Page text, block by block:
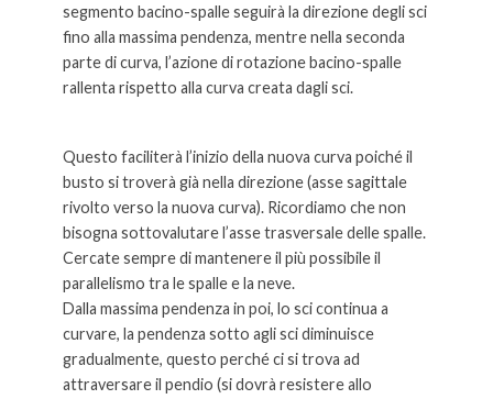
segmento bacino-spalle seguirà la direzione degli sci
fino alla massima pendenza, mentre nella seconda
parte di curva, l’azione di rotazione bacino-spalle
rallenta rispetto alla curva creata dagli sci.
Questo faciliterà l’inizio della nuova curva poiché il
busto si troverà già nella direzione (asse sagittale
rivolto verso la nuova curva). Ricordiamo che non
bisogna sottovalutare l’asse trasversale delle spalle.
Cercate sempre di mantenere il più possibile il
parallelismo tra le spalle e la neve.
Dalla massima pendenza in poi, lo sci continua a
curvare, la pendenza sotto agli sci diminuisce
gradualmente, questo perché ci si trova ad
attraversare il pendio (si dovrà resistere allo